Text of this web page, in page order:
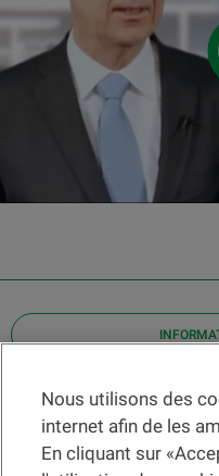
Nous utilisons des
internet afin de les
En cliquant sur